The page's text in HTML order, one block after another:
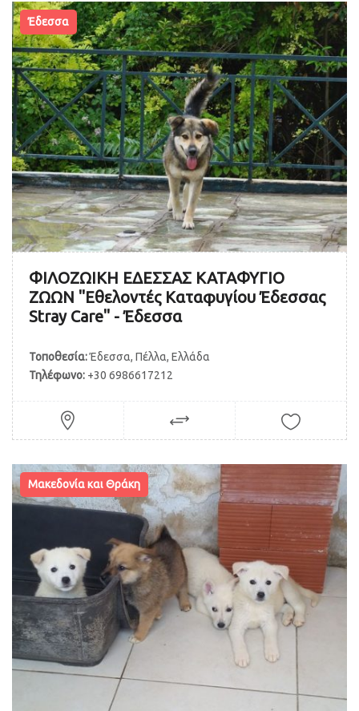
Έδεσσα
ΦΙΛΟΖΩΙΚΗ ΕΔΕΣΣΑΣ ΚΑΤΑΦΥΓΙΟ
ΖΩΩΝ "Εθελοντές Kαταφυγίου Έδεσσας
Stray Care" - Έδεσσα
Τοποθεσία:Έδεσσα, Πέλλα, Ελλάδα
Τηλέφωνο: +30 6986617212
Μακεδονία και Θράκη